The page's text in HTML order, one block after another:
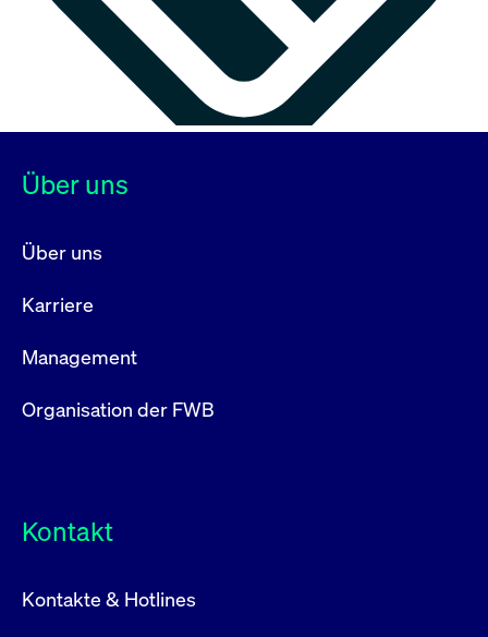
Über uns
Über uns
Karriere
Management
Organisation der FWB
Kontakt
Kontakte & Hotlines